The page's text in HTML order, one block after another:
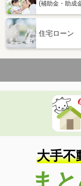
(補助金・助成
住宅ローン
大手不